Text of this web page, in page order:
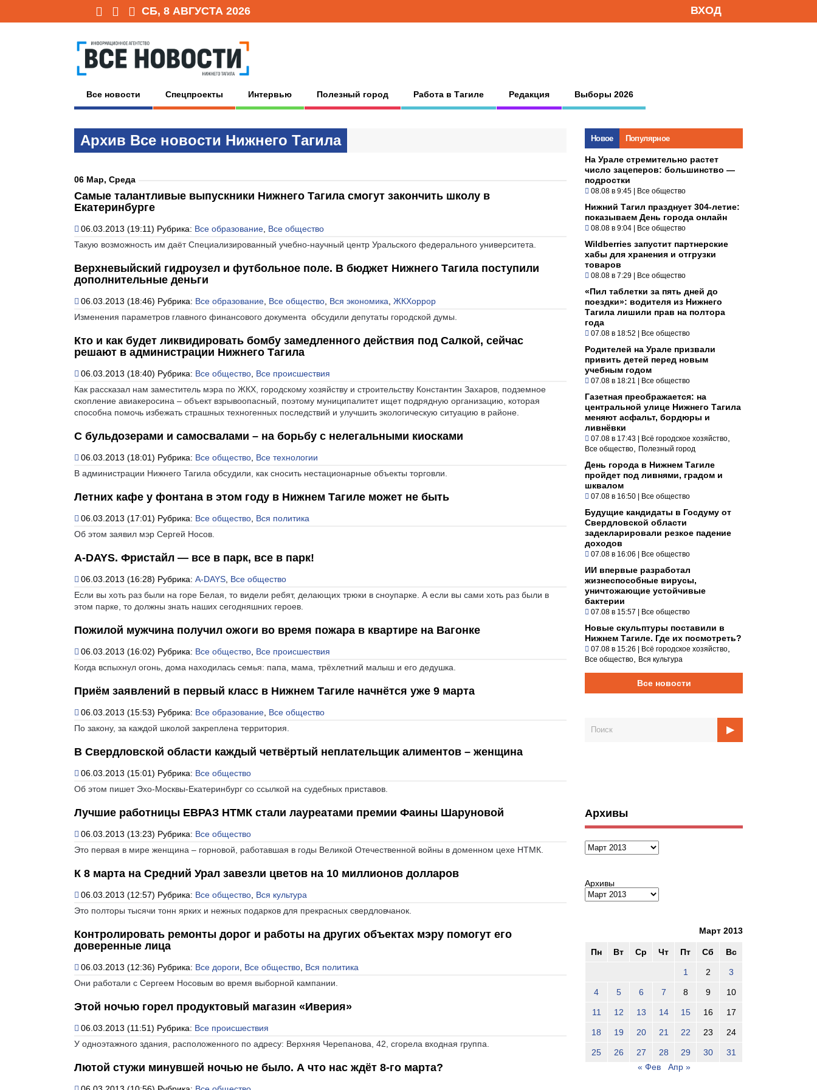
СБ, 8 АВГУСТА 2026 ВХОД
Все новости Спецпроекты Интервью Полезный город Работа в Тагиле Редакция Выборы 2026
Архив Всe нoвoсти Нижнегo Тaгилa
06 Мар, Среда
Самые талантливые выпускники Нижнего Тагила смогут закончить школу в
Екатеринбурге
06.03.2013 (19:11) Рубрика: Все образование Все общество
Такую возможность им даёт Специализированный учебно-научный центр Уральского федерального университета.
Верхневыйский гидроузел и футбольное поле. В бюджет Нижнего Тагила поступили
дополнительные деньги
06.03.2013 (18:46) Рубрика: Все образование Все общество Вся экономика ЖКХоррор
Изменения параметров главного финансового документа обсудили депутаты городской думы.
Кто и как будет ликвидировать бомбу замедленного действия под Салкой, сейчас
решают в администрации Нижнего Тагила
06.03.2013 (18:40) Рубрика: Все общество Все происшествия
Как рассказал нам заместитель мэра по ЖКХ, городскому хозяйству и строительству Константин Захаров, подземное
скопление авиакеросина – объект взрывоопасный, поэтому муниципалитет ищет подрядную организацию, которая
способна помочь избежать страшных техногенных последствий и улучшить экологическую ситуацию в районе.
С бульдозерами и самосвалами – на борьбу с нелегальными киосками
06.03.2013 (18:01) Рубрика: Все общество Все технологии
В администрации Нижнего Тагила обсудили, как сносить нестационарные объекты торговли.
Летних кафе у фонтана в этом году в Нижнем Тагиле может не быть
06.03.2013 (17:01) Рубрика: Все общество Вся политика
Об этом заявил мэр Сергей Носов.
A-DAYS. Фристайл — все в парк, все в парк!
06.03.2013 (16:28) Рубрика: A-DAYS Все общество
Если вы хоть раз были на горе Белая, то видели ребят, делающих трюки в сноупарке. А если вы сами хоть раз были в
этом парке, то должны знать наших сегодняшних героев.
Пожилой мужчина получил ожоги во время пожара в квартире на Вагонке
06.03.2013 (16:02) Рубрика: Все общество Все происшествия
Когда вспыхнул огонь, дома находилась семья: папа, мама, трёхлетний малыш и его дедушка.
Приём заявлений в первый класс в Нижнем Тагиле начнётся уже 9 марта
06.03.2013 (15:53) Рубрика: Все образование Все общество
По закону, за каждой школой закреплена территория.
В Свердловской области каждый четвёртый неплательщик алиментов – женщина
06.03.2013 (15:01) Рубрика: Все общество
Об этом пишет Эхо-Москвы-Екатеринбург со ссылкой на судебных приставов.
Лучшие работницы ЕВРАЗ НТМК стали лауреатами премии Фаины Шаруновой
06.03.2013 (13:23) Рубрика: Все общество
Это первая в мире женщина – горновой, работавшая в годы Великой Отечественной войны в доменном цехе НТМК.
К 8 марта на Средний Урал завезли цветов на 10 миллионов долларов
06.03.2013 (12:57) Рубрика: Все общество Вся культура
Это полторы тысячи тонн ярких и нежных подарков для прекрасных свердловчанок.
Контролировать ремонты дорог и работы на других объектах мэру помогут его
доверенные лица
06.03.2013 (12:36) Рубрика: Все дороги Все общество Вся политика
Они работали с Сергеем Носовым во время выборной кампании.
Этой ночью горел продуктовый магазин «Иверия»
06.03.2013 (11:51) Рубрика: Все происшествия
У одноэтажного здания, расположенного по адресу: Верхняя Черепанова, 42, сгорела входная группа.
Лютой стужи минувшей ночью не было. А что нас ждёт 8-го марта?
Новое Популярное
На Урале стремительно растет
число зацеперов: большинство —
подростки
08.08 в 9:45 | Все общество
Нижний Тагил празднует 304-летие:
показываем День города онлайн
08.08 в 9:04 | Все общество
Wildberries запустит партнерские
хабы для хранения и отгрузки
товаров
08.08 в 7:29 | Все общество
«Пил таблетки за пять дней до
поездки»: водителя из Нижнего
Тагила лишили прав на полтора
года
07.08 в 18:52 | Все общество
Родителей на Урале призвали
привить детей перед новым
учебным годом
07.08 в 18:21 | Все общество
Газетная преображается: на
центральной улице Нижнего Тагила
меняют асфальт, бордюры и
ливнёвки
07.08 в 17:43 | Всё городское хозяйство
Все общество Полезный город
День города в Нижнем Тагиле
пройдет под ливнями, градом и
шквалом
07.08 в 16:50 | Все общество
Будущие кандидаты в Госдуму от
Свердловской области
задекларировали резкое падение
доходов
07.08 в 16:06 | Все общество
ИИ впервые разработал
жизнеспособные вирусы,
уничтожающие устойчивые
бактерии
07.08 в 15:57 | Все общество
Новые скульптуры поставили в
Нижнем Тагиле. Где их посмотреть?
07.08 в 15:26 | Всё городское хозяйство
Все общество Вся культура
Все новости
Архивы
Архивы
Архивы
Март 2013
Пн Вт Ср Чт Пт Сб Вс
1 2 3
4 5 6 7 8 9 10
11 12 13 14 15 16 17
18 19 20 21 22 23 24
25 26 27 28 29 30
31
« Фев
Апр »